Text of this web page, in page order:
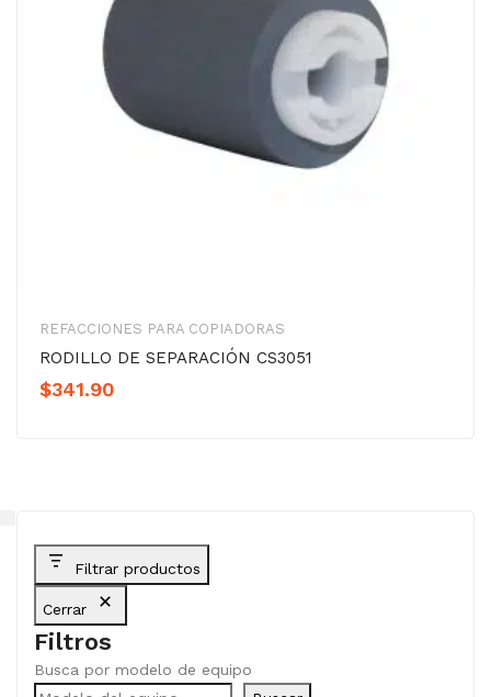
REFACCIONES PARA COPIADORAS
RODILLO DE SEPARACIÓN CS3051
$341.90
Filtrar productos
Cerrar
Filtros
Busca por modelo de equipo